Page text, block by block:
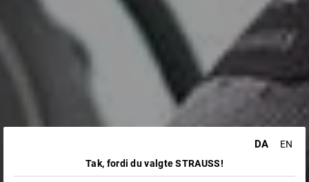
DA
EN
Tak, fordi du valgte STRAUSS!